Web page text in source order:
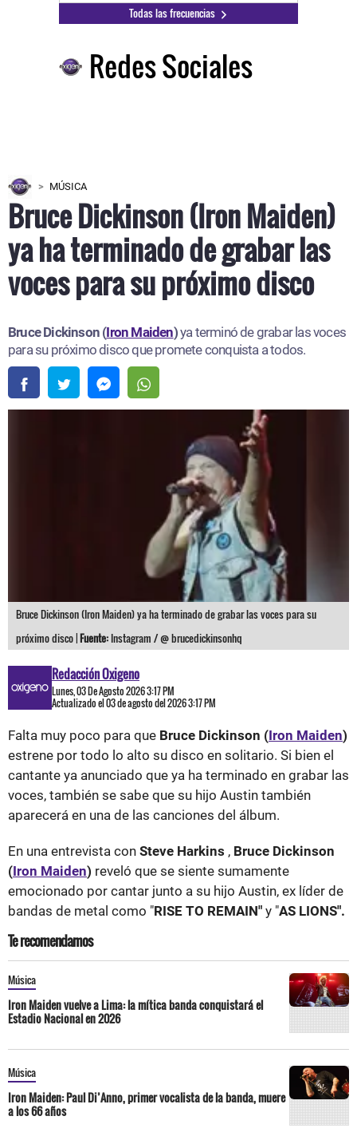
Todas las frecuencias
Redes Sociales
MÚSICA
Bruce Dickinson (Iron Maiden)
ya ha terminado de grabar las
voces para su próximo disco
Bruce Dickinson (Iron Maiden)ya terminó de grabar las voces
para su próximo disco que promete conquista a todos.
Bruce Dickinson (Iron Maiden) ya ha terminado de grabar las voces para su
próximo disco |Fuente: Instagram / @ brucedickinsonhq
Redacción Oxigeno
Lunes, 03 De Agosto 2026 3:17 PM
Actualizado el 03 de agosto del 2026 3:17 PM
Falta muy poco para que Bruce Dickinson (Iron Maiden)
estrene por todo lo alto su disco en solitario. Si bien el
cantante ya anunciado que ya ha terminado en grabar las
voces, también se sabe que su hijo Austin también
aparecerá en una de las canciones del álbum.
En una entrevista con Steve Harkins , Bruce Dickinson
(Iron Maiden) reveló que se siente sumamente
emocionado por cantar junto a su hijo Austin, ex líder de
bandas de metal como "RISE TO REMAIN" y "AS LIONS".
Te recomendamos
Música
Iron Maiden vuelve a Lima: la mítica banda conquistará el
Estadio Nacional en 2026
Música
Iron Maiden: Paul Di’Anno, primer vocalista de la banda, muere
a los 66 años